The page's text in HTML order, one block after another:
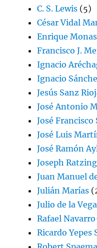
C. S. Lewis (5)
César Vidal
Enrique
Francisco J.
Ignacio
Ignacio
Jesús Sanz
José Antonio
José Francisco
José Luis
José Ramón
Joseph
Juan Manuel
Julián Marías
Julio de la
Rafael
Ricardo Yepes